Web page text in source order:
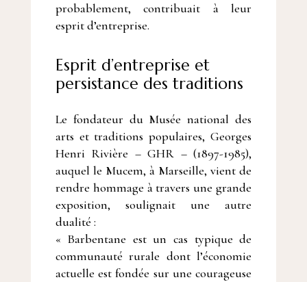
probablement, contribuait à leur
esprit d’entreprise.
Esprit d’entreprise et
persistance des traditions
Le fondateur du Musée national des
arts et traditions populaires, Georges
Henri Rivière – GHR – (1897-1985),
auquel le Mucem, à Marseille, vient de
rendre hommage à travers une grande
exposition, soulignait une autre
dualité :
« Barbentane est un cas typique de
communauté rurale dont l’économie
actuelle est fondée sur une courageuse